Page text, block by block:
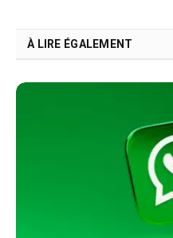
À LIRE ÉGALEMENT